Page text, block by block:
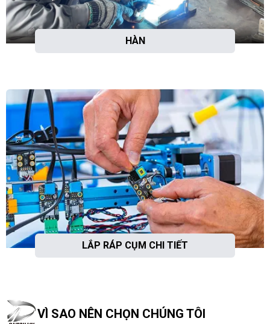
HÀN
LẮP RÁP CỤM CHI TIẾT
VÌ SAO NÊN CHỌN CHÚNG TÔI